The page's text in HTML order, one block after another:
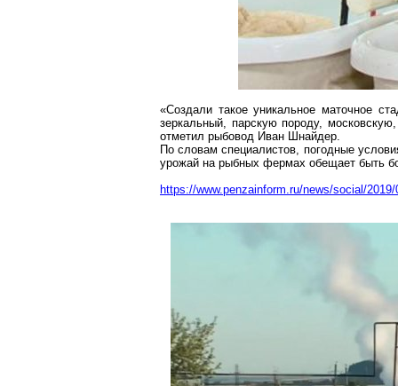
«Создали такое уникальное маточное
зеркальный, парскуюпороду,
отметил рыбовод Иван Шнайдер.
По словам специалистов, погодные
урожай на рыбных фермах обещает быть
https://www.penzainform.ru/news/social/